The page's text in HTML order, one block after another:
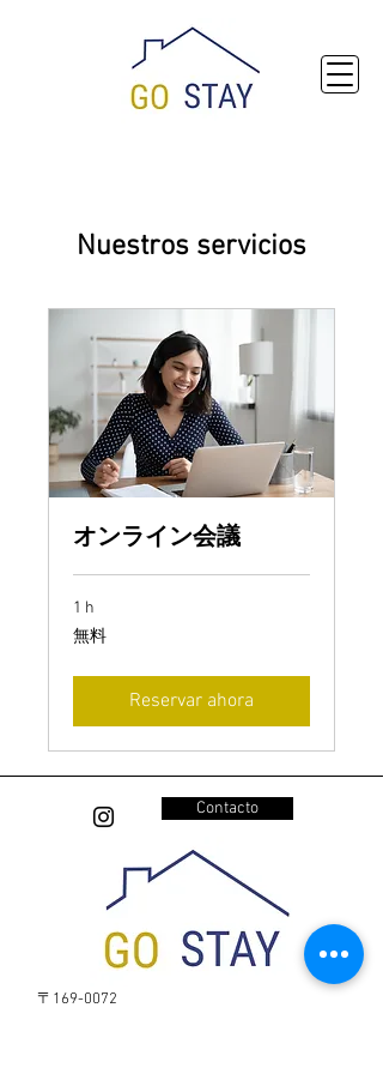
Nuestros servicios
オンライン会議
1 h
無
料
無料
Reservar ahora
Contacto
〒169-0072